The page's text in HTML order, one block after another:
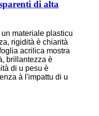
di alta
materiale plasticu
rigidità è chiarità
acrilica mostra
brillantezza è
di u pesu è
à l'impattu di u